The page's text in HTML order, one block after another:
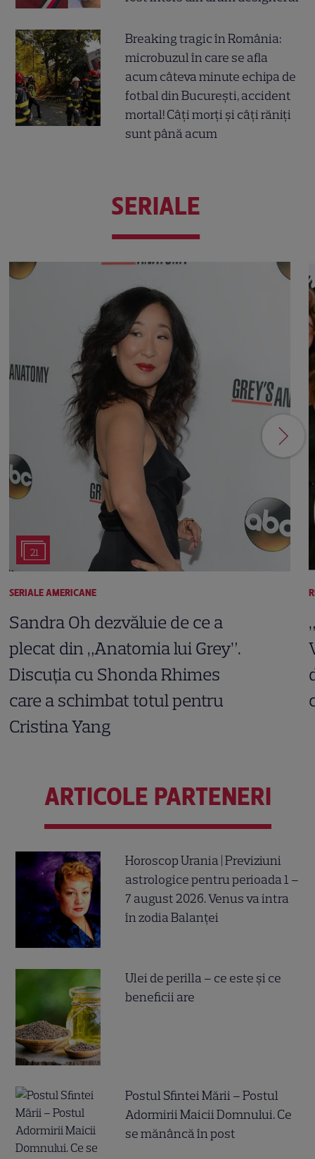
Breaking tragic în România:
microbuzul în care se afla
acum câteva minute echipa de
fotbal din București, accident
mortal! Câți morți și câți răniți
sunt până acum
SERIALE
21
SERIALE AMERICANE
Sandra Oh dezvăluie de ce a
plecat din „Anatomia lui Grey”.
Discuția cu Shonda Rhimes
care a schimbat totul pentru
Cristina Yang
ARTICOLE PARTENERI
Horoscop Urania | Previziuni
astrologice pentru perioada 1 –
7 august 2026. Venus va intra
în zodia Balanței
Ulei de perilla – ce este și ce
beneficii are
Postul Sfintei Mării – Postul
Adormirii Maicii Domnului. Ce
se mănâncă în post